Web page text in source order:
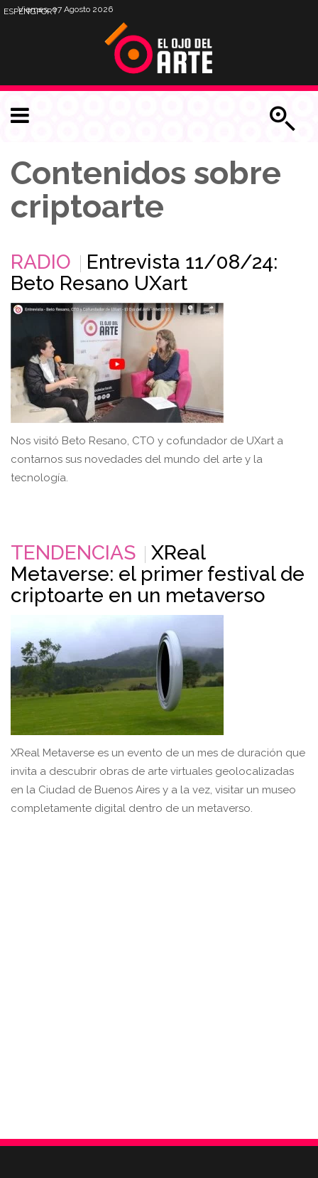
Viernes, 07 Agosto 2026
ESPENGPORT
Contenidos sobre
criptoarte
RADIO
Entrevista 11/08/24:
Beto Resano UXart
Nos visitó Beto Resano, CTO y cofundador de UXart a
contarnos sus novedades del mundo del arte y la
tecnología.
TENDENCIAS
XReal
Metaverse: el primer festival de
criptoarte en un metaverso
XReal Metaverse es un evento de un mes de duración que
invita a descubrir obras de arte virtuales geolocalizadas
en la Ciudad de Buenos Aires y a la vez, visitar un museo
completamente digital dentro de un metaverso.